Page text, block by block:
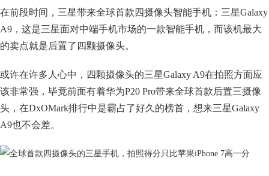
在前段时间，三星带来全球首款四摄像头智能手机：三星Galaxy
A9，这是三星面对中端手机市场的一款智能手机，而该机最大
的卖点就是后置了四颗摄像头。
或许在许多人心中，四颗摄像头的三星Galaxy A9在拍照方面应
该非常强，毕竟前面有着华为P20 Pro带来全球首款后置三摄像
头，在DxOMark排行中是霸占了好久的榜首，想来三星Galaxy
A9也不会差。